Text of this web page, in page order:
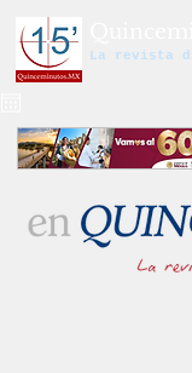
La revista